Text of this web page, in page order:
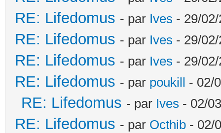
RE: Lifedomus - par Ives - 29/
RE: Lifedomus - par Ives - 29/
RE: Lifedomus - par Ives - 29/
RE: Lifedomus - par poukill - 02/
RE: Lifedomus - par Ives - 02/
RE: Lifedomus - par Octhib - 02/